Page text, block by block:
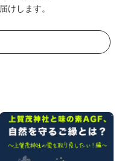
けします。